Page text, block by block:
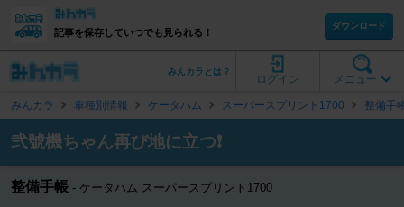
記事を保存していつでも見られる！
ダウンロード
メニュー
ログイン
みんカラとは？
みんカラ 車種別情報 ケータハム スーパースプリント1700 整備手
弐號機ちゃん再び地に立つ❗
整備手帳 ケータハム スーパースプリント1700